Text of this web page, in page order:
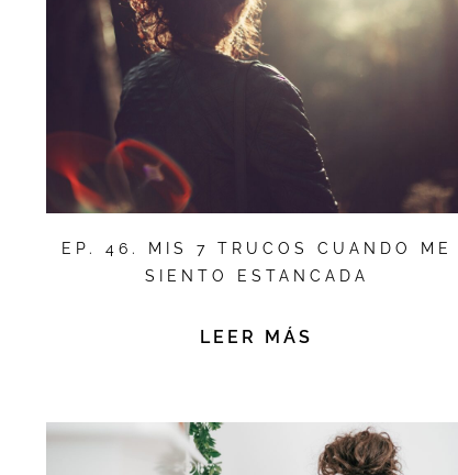
EP. 46. MIS 7 TRUCOS CUANDO ME
SIENTO ESTANCADA
LEER MÁS